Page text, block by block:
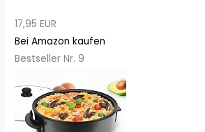
17,95 EUR
Bei Amazon kaufen
Bestseller Nr. 9